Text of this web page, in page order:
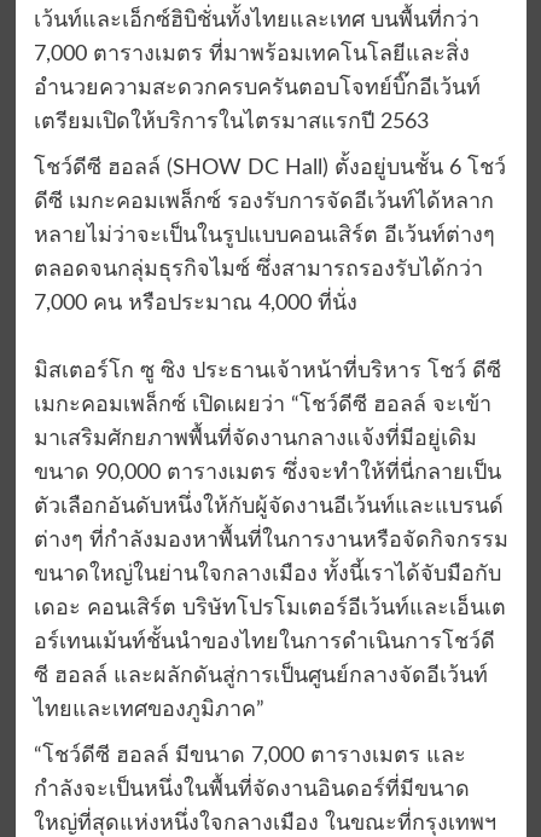
เว้นท์และเอ็กซ์ฮิบิชั่นทั้งไทยและเทศ บนพื้นที่กว่า
7,000 ตารางเมตร ที่มาพร้อมเทคโนโลยีและสิ่ง
อำนวยความสะดวกครบครันตอบโจทย์บิ๊กอีเว้นท์
เตรียมเปิดให้บริการในไตรมาสแรกปี 2563
โชว์ดีซี ฮอลล์ (SHOW DC Hall) ตั้งอยู่บนชั้น 6 โชว์
ดีซี เมกะคอมเพล็กซ์ รองรับการจัดอีเว้นท์ได้หลาก
หลายไม่ว่าจะเป็นในรูปแบบคอนเสิร์ต อีเว้นท์ต่างๆ
ตลอดจนกลุ่มธุรกิจไมซ์ ซึ่งสามารถรองรับได้กว่า
7,000 คน หรือประมาณ 4,000 ที่นั่ง
มิสเตอร์โก ซู ซิง ประธานเจ้าหน้าที่บริหาร โชว์ ดีซี
เมกะคอมเพล็กซ์ เปิดเผยว่า “โชว์ดีซี ฮอลล์ จะเข้า
มาเสริมศักยภาพพื้นที่จัดงานกลางแจ้งที่มีอยู่เดิม
ขนาด 90,000 ตารางเมตร ซึ่งจะทำให้ที่นี่กลายเป็น
ตัวเลือกอันดับหนึ่งให้กับผู้จัดงานอีเว้นท์และแบรนด์
ต่างๆ ที่กำลังมองหาพื้นที่ในการงานหรือจัดกิจกรรม
ขนาดใหญ่ในย่านใจกลางเมือง ทั้งนี้เราได้จับมือกับ
เดอะ คอนเสิร์ต บริษัทโปรโมเตอร์อีเว้นท์และเอ็นเต
อร์เทนเม้นท์ชั้นนำของไทยในการดำเนินการโชว์ดี
ซี ฮอลล์ และผลักดันสู่การเป็นศูนย์กลางจัดอีเว้นท์
ไทยและเทศของภูมิภาค”
“โชว์ดีซี ฮอลล์ มีขนาด 7,000 ตารางเมตร และ
กำลังจะเป็นหนึ่งในพื้นที่จัดงานอินดอร์ที่มีขนาด
ใหญ่ที่สุดแห่งหนึ่งใจกลางเมือง ในขณะที่กรุงเทพฯ